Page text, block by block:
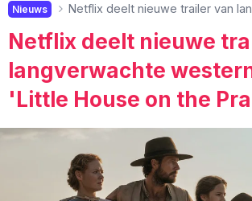
Nieuws Netflix deelt nieuwe trailer van
Netflix deelt nieuwe
langverwachte
'Little House on the